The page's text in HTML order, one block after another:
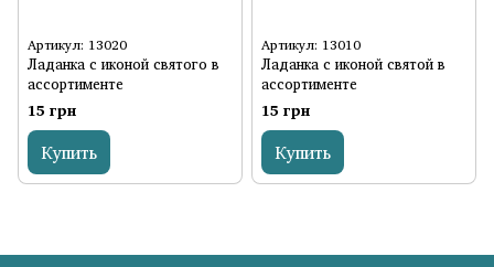
Артикул: 13020
Ладанка с иконой святого в
ассортименте
15 грн
Купить
Артикул: 13010
Ладанка с иконой святой в
ассортименте
15 грн
Купить